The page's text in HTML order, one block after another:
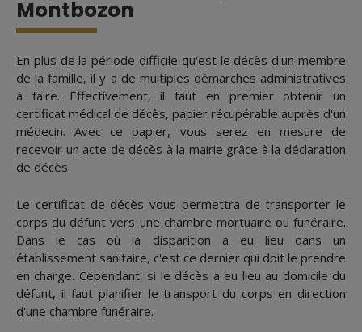
Montbozon
En plus de la période difficile qu'est le décès d'un membre
de la famille, il y a de multiples démarches administratives
à faire. Effectivement, il faut en premier obtenir un
certificat médical de décès, papier récupérable auprès d'un
médecin. Avec ce papier, vous serez en mesure de
recevoir un acte de décès à la mairie grâce à la déclaration
de décès.
Le certificat de décès vous permettra de transporter le
corps du défunt vers une chambre mortuaire ou funéraire.
Dans le cas où la disparition a eu lieu dans un
établissement sanitaire, c'est ce dernier qui doit le prendre
en charge. Cependant, si le décès a eu lieu au domicile du
défunt, il faut planifier le transport du corps en direction
d'une chambre funéraire.